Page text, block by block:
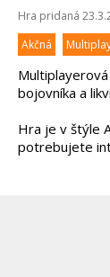
Hra pridaná
Akčná
bojovníka a
Hra je v štýle
potrebujete